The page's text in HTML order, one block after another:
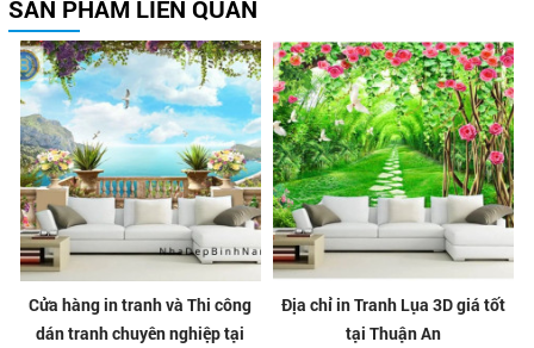
SẢN PHẨM LIÊN QUAN
Cửa hàng in tranh và Thi công
dán tranh chuyên nghiệp tại
Địa chỉ in Tranh Lụa 3D giá tốt
tại Thuận An